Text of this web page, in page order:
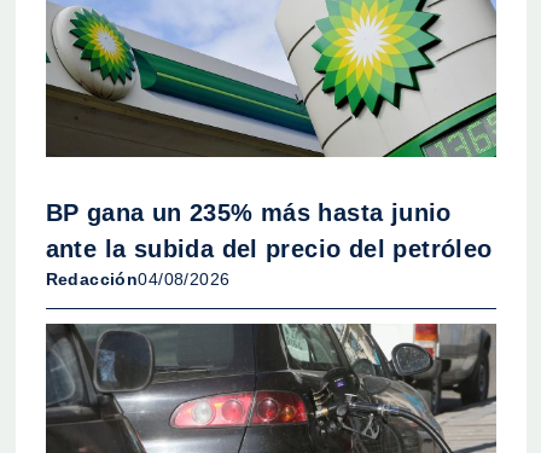
BP gana un 235% más hasta junio
ante la subida del precio del petróleo
Redacción04/08/2026